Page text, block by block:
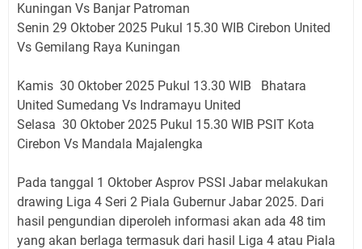
Kuningan Vs Banjar Patroman
Senin 29 Oktober 2025 Pukul 15.30 WIB Cirebon United
Vs Gemilang Raya Kuningan
Kamis 30 Oktober 2025 Pukul 13.30 WIB Bhatara
United Sumedang Vs Indramayu United
Selasa 30 Oktober 2025 Pukul 15.30 WIB PSIT Kota
Cirebon Vs Mandala Majalengka
Pada tanggal 1 Oktober Asprov PSSI Jabar melakukan
drawing Liga 4 Seri 2 Piala Gubernur Jabar 2025. Dari
hasil pengundian diperoleh informasi akan ada 48 tim
yang akan berlaga termasuk dari hasil Liga 4 atau Piala